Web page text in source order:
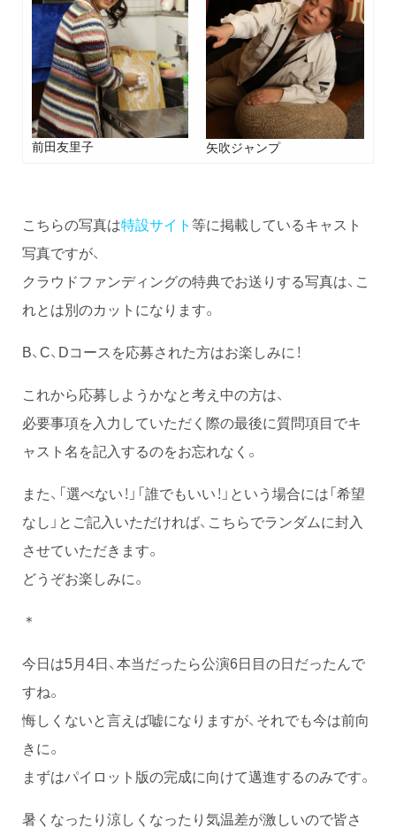
前田友里子 矢吹ジャンプ
こちらの写真は特設サイト 等に掲載しているキャスト
写真ですが、
クラウドファンディングの特典でお送りする写真は、こ
れとは別のカットになります。
B、C、Dコースを応募された方はお楽しみに！
これから応募しようかなと考え中の方は、
必要事項を入力していただく際の最後に質問項目でキ
ャスト名を記入するのをお忘れなく。
また、「選べない！」「誰でもいい！」という場合には「希望
なし」とご記入いただければ、こちらでランダムに封入
させていただきます。
どうぞお楽しみに。
＊
今日は5月4日、本当だったら公演6日目の日だったんで
すね。
悔しくないと言えば嘘になりますが、それでも今は前向
きに。
まずはパイロット版の完成に向けて邁進するのみです。
暑くなったり涼しくなったり気温差が激しいので皆さ